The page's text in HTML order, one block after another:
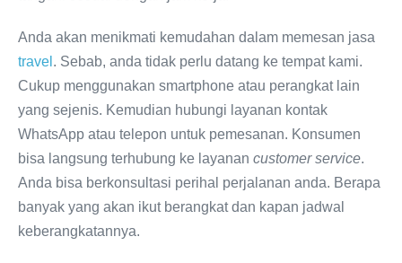
Anda akan menikmati kemudahan dalam memesan jasa
travel . Sebab, anda tidak perlu datang ke tempat kami.
Cukup menggunakan smartphone atau perangkat lain
yang sejenis. Kemudian hubungi layanan kontak
WhatsApp atau telepon untuk pemesanan. Konsumen
bisa langsung terhubung ke layanan customer service.
Anda bisa berkonsultasi perihal perjalanan anda. Berapa
banyak yang akan ikut berangkat dan kapan jadwal
keberangkatannya.